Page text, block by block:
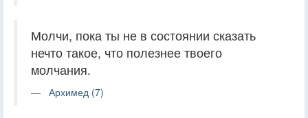
Молчи, пока ты не в состоянии сказать
нечто такое, что полезнее твоего
молчания.
Архимед (7)